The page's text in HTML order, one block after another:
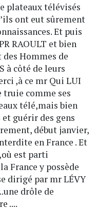
plateaux télévisés
ont eut sûrement
Et puis
RAOULT et bien
des Hommes de
à côté de leurs
,à ce mr Qui LUI
truie comme ses
télé,mais bien
guérir des gens
début janvier,
en France . Et
est parti
France y possède
dirigé par mr LÉVY
drôle de
....